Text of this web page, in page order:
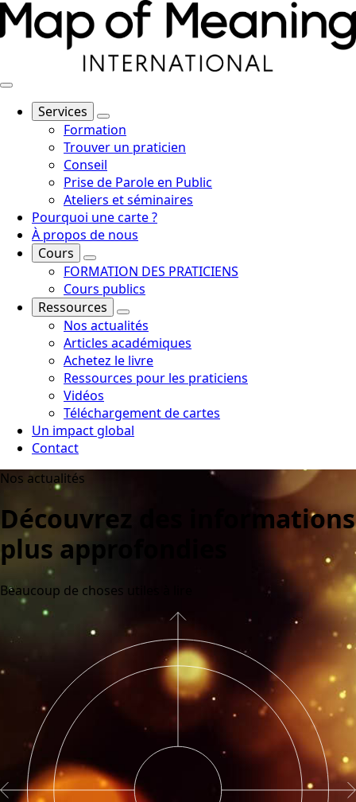
Services
Formation
Trouver un praticien
Conseil
Prise de Parole en Public
Ateliers et séminaires
Pourquoi une carte ?
À propos de nous
Cours
FORMATION DES PRATICIENS
Cours publics
Ressources
Nos actualités
Articles académiques
Achetez le livre
Ressources pour les praticiens
Vidéos
Téléchargement de cartes
Un impact global
Contact
Nos actualités
Découvrez des informations
plus approfondies
Beaucoup de choses utiles à lire